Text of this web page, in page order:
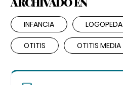
INFANCIA LOGOPEDA
OTITIS OTITIS MEDIA